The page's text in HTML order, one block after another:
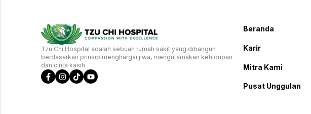
Tzu Chi Hospital adalah sebuah rumah sakit yang dibangun
berdasarkan prinsip menghargai jiwa, mengutamakan kehidupan
dan cinta kasih
Beranda
Karir
Mitra Kami
Pusat Unggulan